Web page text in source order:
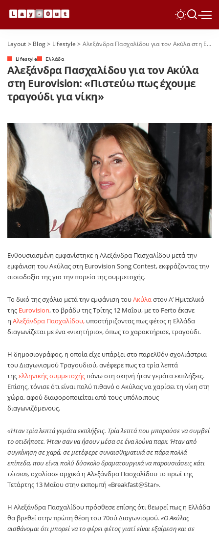
Layout > Blog> Lifestyle > Αλεξάνδρα Πασχαλίδου για τον Ακύλα στη Eurovision: «Πιστεύω πως έχουμε τραγούδι για νίκη»
Lifestyle Ελλάδα
Αλεξάνδρα Πασχαλίδου για τον Ακύλα
στη Eurovision: «Πιστεύω πως έχουμε
τραγούδι για νίκη»
Ενθουσιασμένη εμφανίστηκε η Αλεξάνδρα Πασχαλίδου μετά την
εμφάνιση τουΑκύλαςστη Eurovision Song Contest, εκφράζοντας την
αισιοδοξία της για την πορεία της συμμετοχής.
Το δικό της σχόλιο μετά την εμφάνιση τουΑκύλαστον Α’ Ημιτελικό
της Eurovision, το βράδυ της Τρίτης 12 Μαΐου, με το Ferto έκανε
η Αλεξάνδρα Πασχαλίδου, υποστήριζοντας πως φέτος η Ελλάδα
διαγωνίζεται με ένα «νικητήριο», όπως το χαρακτήρισε, τραγούδι.
Η δημοσιογράφος, η οποία είχε υπάρξει στο παρελθόν σχολιάστρια
του Διαγωνισμού Τραγουδιού, ανέφερε πως τα τρία λεπτά
τηςελληνικής συμμετοχήςπάνω στη σκηνή ήταν γεμάτα εκπλήξεις.
Επίσης, τόνισε ότι είναι πολύ πιθανό ο Ακύλας να χαρίσει τη νίκη στη
χώρα, αφού διαφοροποιείται από τους υπόλοιπους
διαγωνιζόμενους.
«Ήταν τρία λεπτά γεμάτα εκπλήξεις. Τρία λεπτά που μπορούσε να συμβεί
το οτιδήποτε. Ήταν σαν να ήσουν μέσα σε ένα λούνα παρκ. Ήταν από
συγκίνηση σε χαρά, σε μετέφερε συναισθηματικά σε πάρα πολλά
επίπεδα, που είναι πολύ δύσκολο δραματουργικά να παρουσιάσεις κάτι
τέτοιο», σχολίασε αρχικά η Αλεξάνδρα Πασχαλίδου το πρωί της
Τετάρτης 13 Μαΐου στην εκπομπή «Breakfast@Star».
Η Αλεξάνδρα Πασχαλίδου πρόσθεσε επίσης ότι θεωρεί πως η Ελλάδα
θα βρεθεί στην πρώτη θέση του 70ού Διαγωνισμού.«Ο Ακύλας
αισθάνομαι ότι μπορεί να το φέρει φέτος γιατί είναι εξαίρεση και σε